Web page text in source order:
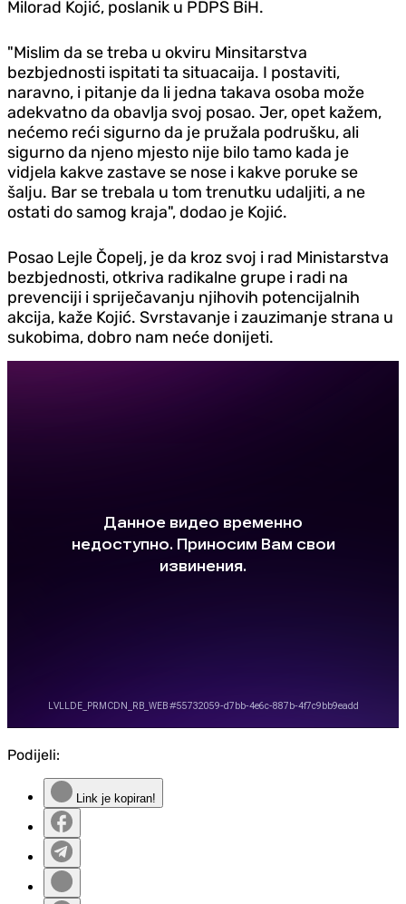
Milorad Kojić, poslanik u PDPS BiH.
"Mislim da se treba u okviru Minsitarstva
bezbjednosti ispitati ta situacaija. I postaviti,
naravno, i pitanje da li jedna takava osoba može
adekvatno da obavlja svoj posao. Jer, opet kažem,
nećemo reći sigurno da je pružala podrušku, ali
sigurno da njeno mjesto nije bilo tamo kada je
vidjela kakve zastave se nose i kakve poruke se
šalju. Bar se trebala u tom trenutku udaljiti, a ne
ostati do samog kraja", dodao je Kojić.
Posao Lejle Čopelj, je da kroz svoj i rad Ministarstva
bezbjednosti, otkriva radikalne grupe i radi na
prevenciji i spriječavanju njihovih potencijalnih
akcija, kaže Kojić. Svrstavanje i zauzimanje strana u
sukobima, dobro nam neće donijeti.
Podijeli:
Link je kopiran!